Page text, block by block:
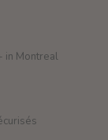
in Montreal